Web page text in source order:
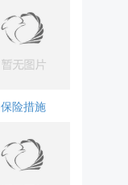
保险措施